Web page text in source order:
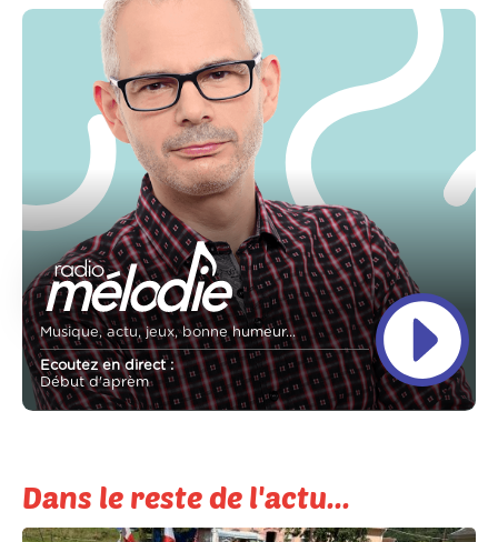
Musique, actu, jeux, bonne humeur...
Ecoutez en direct :
Début d'aprèm
Dans le reste de l'actu...